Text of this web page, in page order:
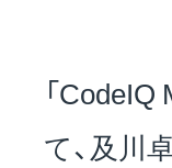
採用
「
て、及川